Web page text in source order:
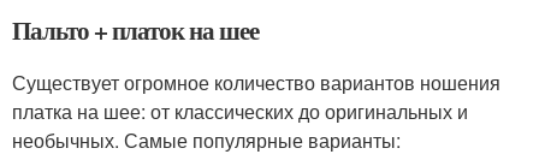
Пальто + платок на шее
Существует огромное количество вариантов ношения
платка на шее: от классических до оригинальных и
необычных. Самые популярные варианты: